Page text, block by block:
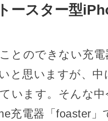
ースター型
とのできない充
と思いますが、
います。そんな
充電器「foaster」